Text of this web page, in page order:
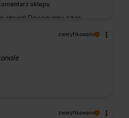
sklepu
słowa! Doceniamy czas
szczęśliwi, że
Z pozdrowieniami,
zweryfikowano
zweryfikowano